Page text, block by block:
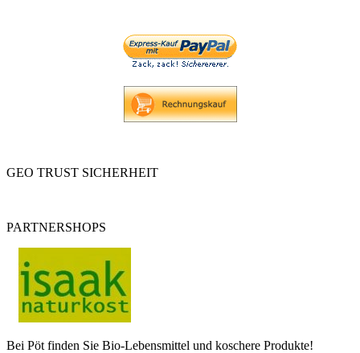
GEO TRUST SICHERHEIT
PARTNERSHOPS
Bei Pöt finden Sie Bio-Lebensmittel und koschere Produkte!